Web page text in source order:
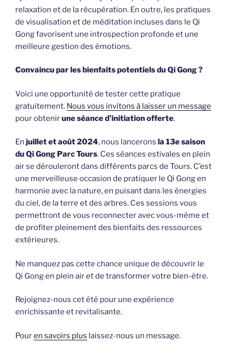
relaxation et de la récupération. En outre, les pratiques
de visualisation et de méditation incluses dans le Qi
Gong favorisent une introspection profonde et une
meilleure gestion des émotions.
Convaincu par les bienfaits potentiels du Qi Gong ?
Voici une opportunité de tester cette pratique
gratuitement. Nous vous invitons à laisser un message
pour obtenirune séance d’initiation offerte.
En juillet et août 2024, nous lancerons la 13e saison
du Qi Gong Parc Tours. Ces séances estivales en plein
air se dérouleront dans différents parcs de Tours. C’est
une merveilleuse occasion de pratiquer le Qi Gong en
harmonie avec la nature, en puisant dans les énergies
du ciel, de la terre et des arbres. Ces sessions vous
permettront de vous reconnecter avec vous-même et
de profiter pleinement des bienfaits des ressources
extérieures.
Ne manquez pas cette chance unique de découvrir le
Qi Gong en plein air et de transformer votre bien-être.
Rejoignez-nous cet été pour une expérience
enrichissante et revitalisante.
Pouren savoirs plus laissez-nous un message.